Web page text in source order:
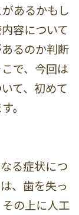
あるかもし
容について
るのか判断
で、今回は
て、初めて
。
る症状につ
、歯を失っ
の上に人工